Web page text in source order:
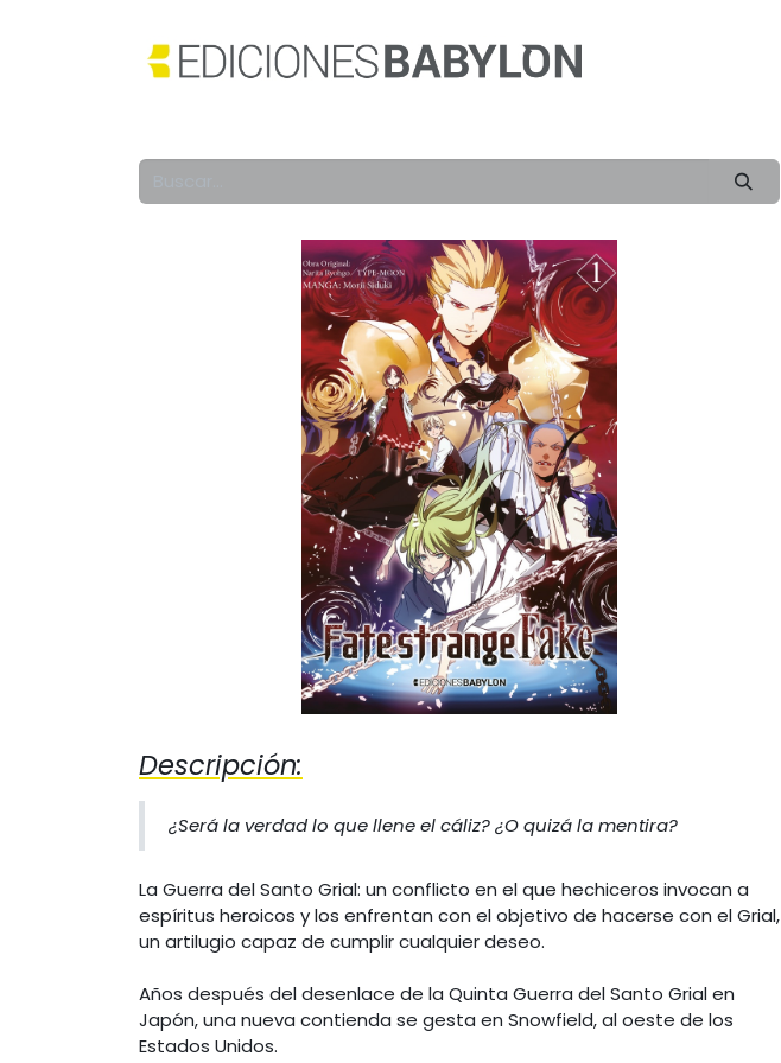
Descripción:
¿Será la verdad lo que llene el cáliz? ¿O quizá la mentira?
La Guerra del Santo Grial: un conflicto en el que hechiceros invocan a
espíritus heroicos y los enfrentan con el objetivo de hacerse con el Grial,
un artilugio capaz de cumplir cualquier deseo.
Años después del desenlace de la Quinta Guerra del Santo Grial en
Japón, una nueva contienda se gesta en Snowfield, al oeste de los
Estados Unidos.